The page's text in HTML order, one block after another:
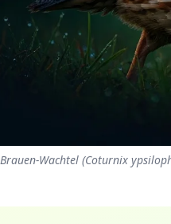
Wachtel (Coturnix